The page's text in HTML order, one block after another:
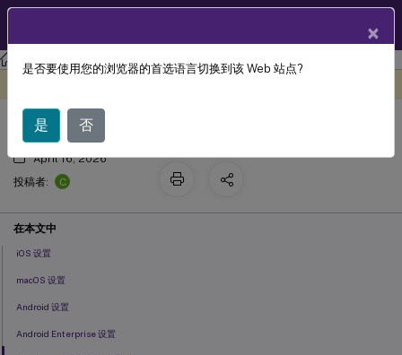
XenMobile Server 当前版本 XenMobile Server
凭据设备策略
April 16, 2026
投稿者:
C
在本文中
iOS 设置
macOS 设置
Android 设置
Android Enterprise 设置
×
是否要使用您的浏览器的首选语言切换到该 Web 站点?
是 否